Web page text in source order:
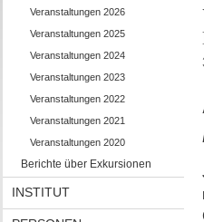
Veranstaltungen 2026
Veranstaltungen 2025
Veranstaltungen 2024
Veranstaltungen 2023
Veranstaltungen 2022
Veranstaltungen 2021
Veranstaltungen 2020
Berichte über Exkursionen
INSTITUT